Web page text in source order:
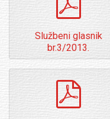
Službeni glasnik
br.3/2013.